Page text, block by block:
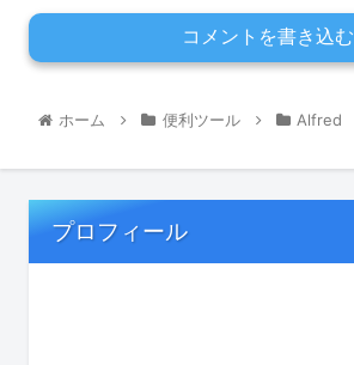
コメントを書き込む
ホーム 便利ツール Alfred
プロフィール